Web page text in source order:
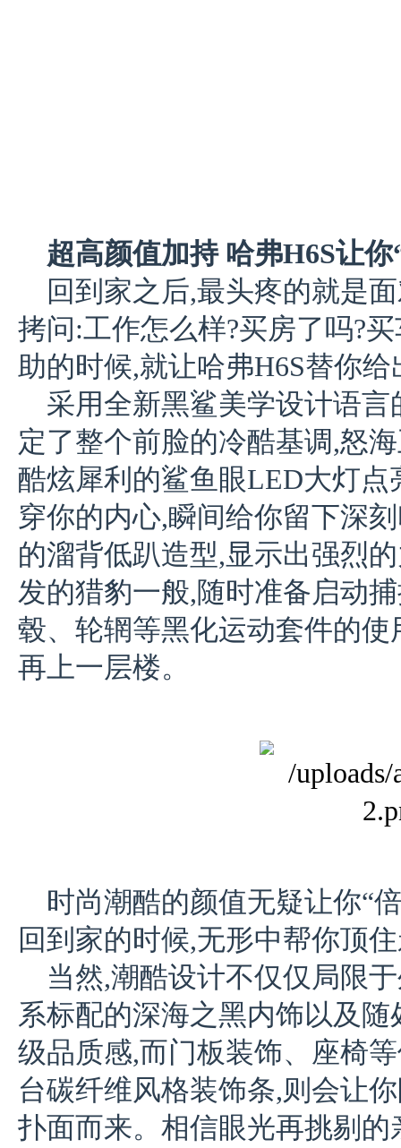
超高颜值加持 哈弗H6S让
回到家之后,最头疼的就是
拷问:工作怎么样?买房了吗?
助的时候,就让哈弗H6S替你
采用全新黑鲨美学设计语
定了整个前脸的冷酷基调,怒
酷炫犀利的鲨鱼眼LED大灯点
穿你的内心,瞬间给你留下深
的溜背低趴造型,显示出强烈
发的猎豹一般,随时准备启动
毂、轮辋等黑化运动套件的
再上一层楼。
时尚潮酷的颜值无疑让你“
回到家的时候,无形中帮你顶
当然,潮酷设计不仅仅局限
系标配的深海之黑内饰以及
级品质感,而门板装饰、座椅
台碳纤维风格装饰条,则会让
扑面而来。相信眼光再挑剔